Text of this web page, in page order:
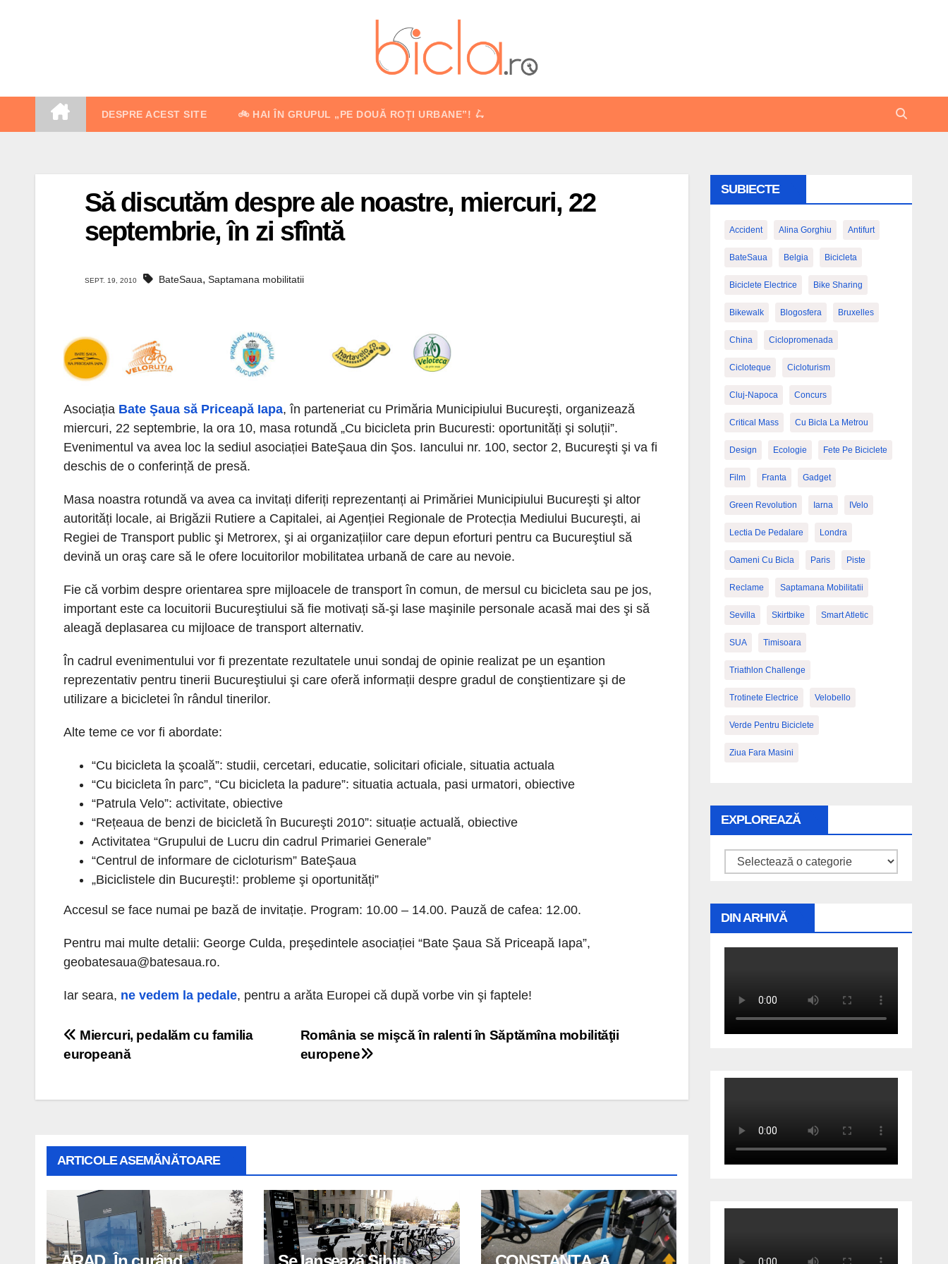
DESPRE ACEST SITE 🚲 HAI ÎN GRUPUL „PE DOUĂ ROȚI URBANE”! 🛴
Să discutăm despre ale noastre, miercuri, 22
septembrie, în zi sfîntă
SEPT. 19, 2010 BateSaua, Saptamana mobilitatii
Asociația Bate Şaua să Priceapă Iapa, în parteneriat cu Primăria Municipiului Bucureşti, organizează
miercuri, 22 septembrie, la ora 10, masa rotundă „Cu bicicleta prin Bucuresti: oportunități şi soluții”.
Evenimentul va avea loc la sediul asociației BateŞaua din Şos. Iancului nr. 100, sector 2, Bucureşti şi va fi
deschis de o conferință de presă.
Masa noastra rotundă va avea ca invitați diferiți reprezentanți ai Primăriei Municipiului Bucureşti şi altor
autorități locale, ai Brigăzii Rutiere a Capitalei, ai Agenției Regionale de Protecția Mediului Bucureşti, ai
Regiei de Transport public şi Metrorex, şi ai organizațiilor care depun eforturi pentru ca Bucureştiul să
devină un oraş care să le ofere locuitorilor mobilitatea urbană de care au nevoie.
Fie că vorbim despre orientarea spre mijloacele de transport în comun, de mersul cu bicicleta sau pe jos,
important este ca locuitorii Bucureştiului să fie motivați să-şi lase maşinile personale acasă mai des şi să
aleagă deplasarea cu mijloace de transport alternativ.
În cadrul evenimentului vor fi prezentate rezultatele unui sondaj de opinie realizat pe un eşantion
reprezentativ pentru tinerii Bucureştiului şi care oferă informații despre gradul de conştientizare şi de
utilizare a bicicletei în rândul tinerilor.
Alte teme ce vor fi abordate:
“Cu bicicleta la şcoală”: studii, cercetari, educatie, solicitari oficiale, situatia actuala
“Cu bicicleta în parc”, “Cu bicicleta la padure”: situatia actuala, pasi urmatori, obiective
“Patrula Velo”: activitate, obiective
“Rețeaua de benzi de bicicletă în Bucureşti 2010”: situație actuală, obiective
Activitatea “Grupului de Lucru din cadrul Primariei Generale”
“Centrul de informare de cicloturism” BateŞaua
„Biciclistele din Bucureşti!: probleme şi oportunități”
Accesul se face numai pe bază de invitație. Program: 10.00 – 14.00. Pauză de cafea: 12.00.
Pentru mai multe detalii: George Culda, preşedintele asociației “Bate Şaua Să Priceapă Iapa”,
geobatesaua@batesaua.ro.
Iar seara, ne vedem la pedale, pentru a arăta Europei că după vorbe vin şi faptele!
Navigare
articole
România se mişcă în ralenti în Săptămîna mobilităţii
europene
Miercuri, pedalăm cu familia
europeană
ARTICOLE ASEMĂNĂTOARE
SUBIECTE
Accident Alina Gorghiu Antifurt
BateSaua Belgia Bicicleta
Biciclete Electrice Bike Sharing
Bikewalk Blogosfera Bruxelles
China Ciclopromenada
Cicloteque Cicloturism
Cluj-Napoca Concurs
Critical Mass Cu Bicla La Metrou
Design Ecologie Fete Pe Biciclete
Film Franta Gadget
Green Revolution Iarna IVelo
Lectia De Pedalare Londra
Oameni Cu Bicla Paris Piste
Reclame Saptamana Mobilitatii
Sevilla Skirtbike Smart Atletic
SUA Timisoara
Triathlon Challenge
Trotinete Electrice Velobello
Verde Pentru Biciclete
Ziua Fara Masini
EXPLOREAZĂ
Explorează
DIN ARHIVĂ